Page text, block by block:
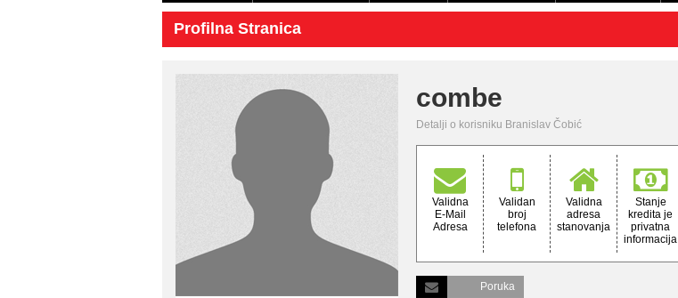
Profilna Stranica
combe
Detalji o korisniku Branislav Čobić
Validna
E-Mail
Adresa
Validan
broj
telefona
Validna
adresa
stanovanja
Stanje
kredita je
privatna
informacija
Poruka